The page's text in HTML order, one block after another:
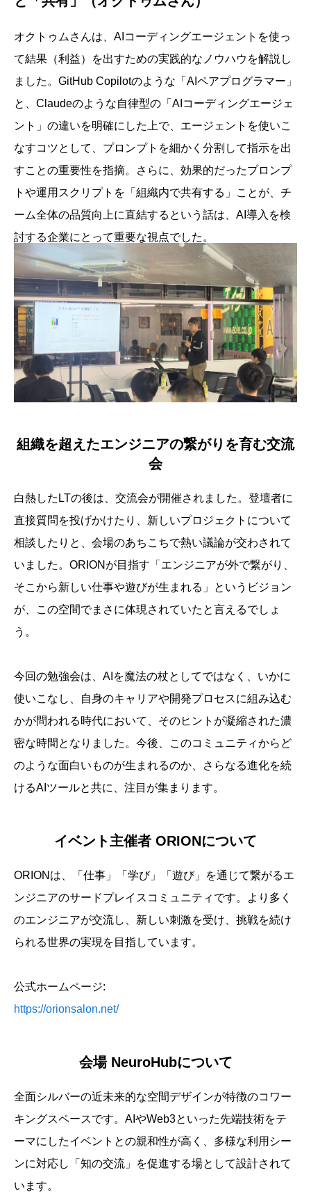
オクトゥムさんは、AIコーディングエージェントを使っ
て結果（利益）を出すための実践的なノウハウを解説し
ました。GitHub Copilotのような「AIペアプログラマー」
と、Claudeのような自律型の「AIコーディングエージェ
ント」の違いを明確にした上で、エージェントを使いこ
なすコツとして、プロンプトを細かく分割して指示を出
すことの重要性を指摘。さらに、効果的だったプロンプ
トや運用スクリプトを「組織内で共有する」ことが、チ
ーム全体の品質向上に直結するという話は、AI導入を検
討する企業にとって重要な視点でした。
組織を超えたエンジニアの繋がりを育む交流
会
白熱したLTの後は、交流会が開催されました。登壇者に
直接質問を投げかけたり、新しいプロジェクトについて
相談したりと、会場のあちこちで熱い議論が交わされて
いました。ORIONが目指す「エンジニアが外で繋がり、
そこから新しい仕事や遊びが生まれる」というビジョン
が、この空間でまさに体現されていたと言えるでしょ
う。
今回の勉強会は、AIを魔法の杖としてではなく、いかに
使いこなし、自身のキャリアや開発プロセスに組み込む
かが問われる時代において、そのヒントが凝縮された濃
密な時間となりました。今後、このコミュニティからど
のような面白いものが生まれるのか、さらなる進化を続
けるAIツールと共に、注目が集まります。
イベント主催者 ORIONについて
ORIONは、「仕事」「学び」「遊び」を通じて繋がるエ
ンジニアのサードプレイスコミュニティです。より多く
のエンジニアが交流し、新しい刺激を受け、挑戦を続け
られる世界の実現を目指しています。
公式ホームページ:
https://orionsalon.net/
会場 NeuroHubについて
全面シルバーの近未来的な空間デザインが特徴のコワー
キングスペースです。AIやWeb3といった先端技術をテ
ーマにしたイベントとの親和性が高く、多様な利用シー
ンに対応し「知の交流」を促進する場として設計されて
います。